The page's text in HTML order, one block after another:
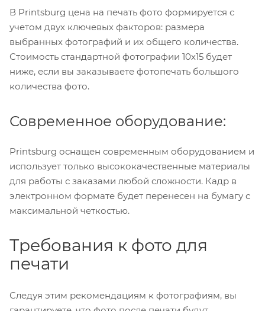
В Printsburg цена на печать фото формируется с
учетом двух ключевых факторов: размера
выбранных фотографий и их общего количества.
Стоимость стандартной фотографии 10х15 будет
ниже, если вы заказываете фотопечать большого
количества фото.
Современное оборудование:
Printsburg оснащен современным оборудованием и
использует только высококачественные материалы
для работы с заказами любой сложности. Кадр в
электронном формате будет перенесен на бумагу с
максимальной четкостью.
Требования к фото для
печати
Следуя этим рекомендациям к фотографиям, вы